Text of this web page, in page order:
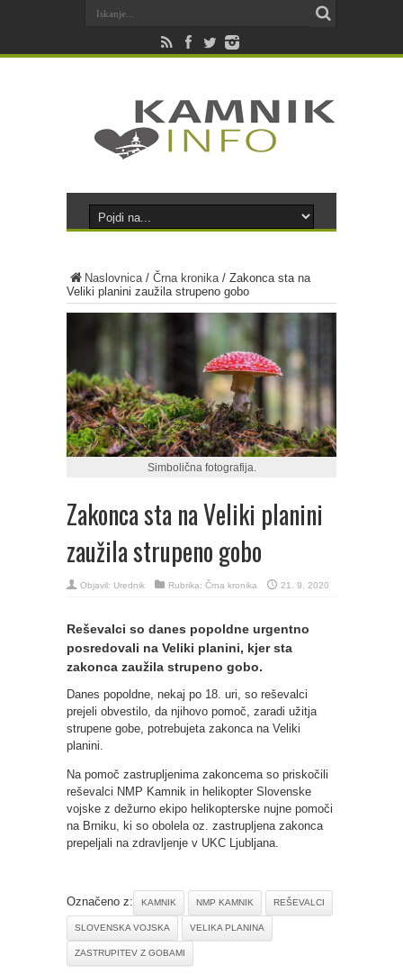
Naslovnica/ Črna kronika/ Zakonca sta na
Veliki planini zaužila strupeno gobo
Simbolična fotografija.
Zakonca sta na Veliki planini
zaužila strupeno gobo
Objavil: Urednik Rubrika: Črna kronika 21. 9. 2020
Reševalci so danes popoldne urgentno
posredovali na Veliki planini, kjer sta
zakonca zaužila strupeno gobo.
Danes popoldne, nekaj po 18. uri, so reševalci
prejeli obvestilo, da njihovo pomoč, zaradi užitja
strupene gobe, potrebujeta zakonca na Veliki
planini.
Na pomoč zastrupljenima zakoncema so priskočili
reševalci NMP Kamnik in helikopter Slovenske
vojske z dežurno ekipo helikopterske nujne pomoči
na Brniku, ki so obolela oz. zastrupljena zakonca
prepeljali na zdravljenje v UKC Ljubljana.
Označeno z: KAMNIK NMP KAMNIK REŠEVALCI
SLOVENSKA VOJSKA VELIKA PLANINA
ZASTRUPITEV Z GOBAMI